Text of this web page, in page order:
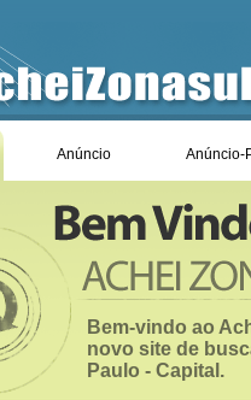
Anúncio Anúncio-
Bem-vindo ao
novo site de
Paulo - Capital.